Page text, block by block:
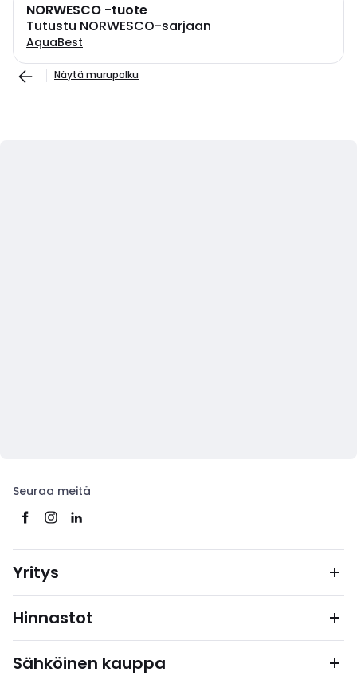
NORWESCO -tuote
Tutustu NORWESCO-sarjaan
AquaBest
Näytä murupolku
Seuraa meitä
Yritys
Hinnastot
Sähköinen kauppa